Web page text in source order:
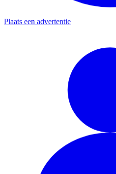
Plaats een advertentie